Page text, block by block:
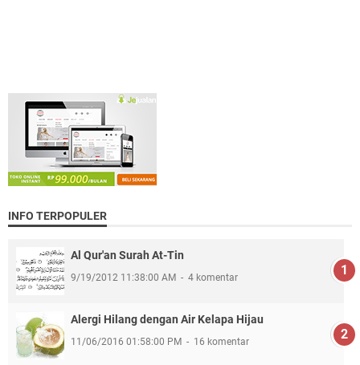
INFO TERPOPULER
Al Qur'an Surah At-Tin
9/19/2012 11:38:00 AM 4 komentar
Alergi Hilang dengan Air Kelapa Hijau
11/06/2016 01:58:00 PM 16 komentar